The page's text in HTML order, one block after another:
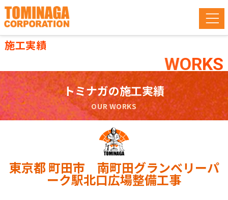
施工実績
WORKS
トミナガの施工実績
OUR WORKS
東京都 町田市 南町田グランベリーパ
ーク駅北口広場整備工事